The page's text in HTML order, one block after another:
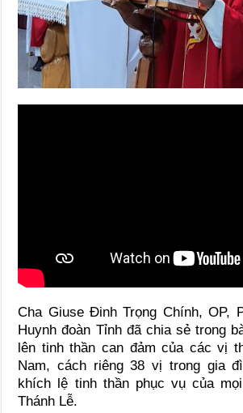
Cha Giuse Đinh Trọng Chính, OP,
Huynh đoàn Tỉnh đã chia sẻ trong
lên tinh thần can đảm của các vị
Nam, cách riêng 38 vị trong gia
khích lệ tinh thần phục vụ của
Thánh Lễ.